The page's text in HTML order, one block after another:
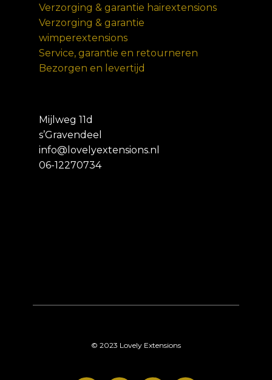
Verzorging & garantie hairextensions
Verzorging & garantie
wimperextensions
Service, garantie en retourneren
Bezorgen en levertijd
Mijlweg 11d
s’Gravendeel
info@lovelyextensions.nl
06-12270734
© 2023 Lovely Extensions